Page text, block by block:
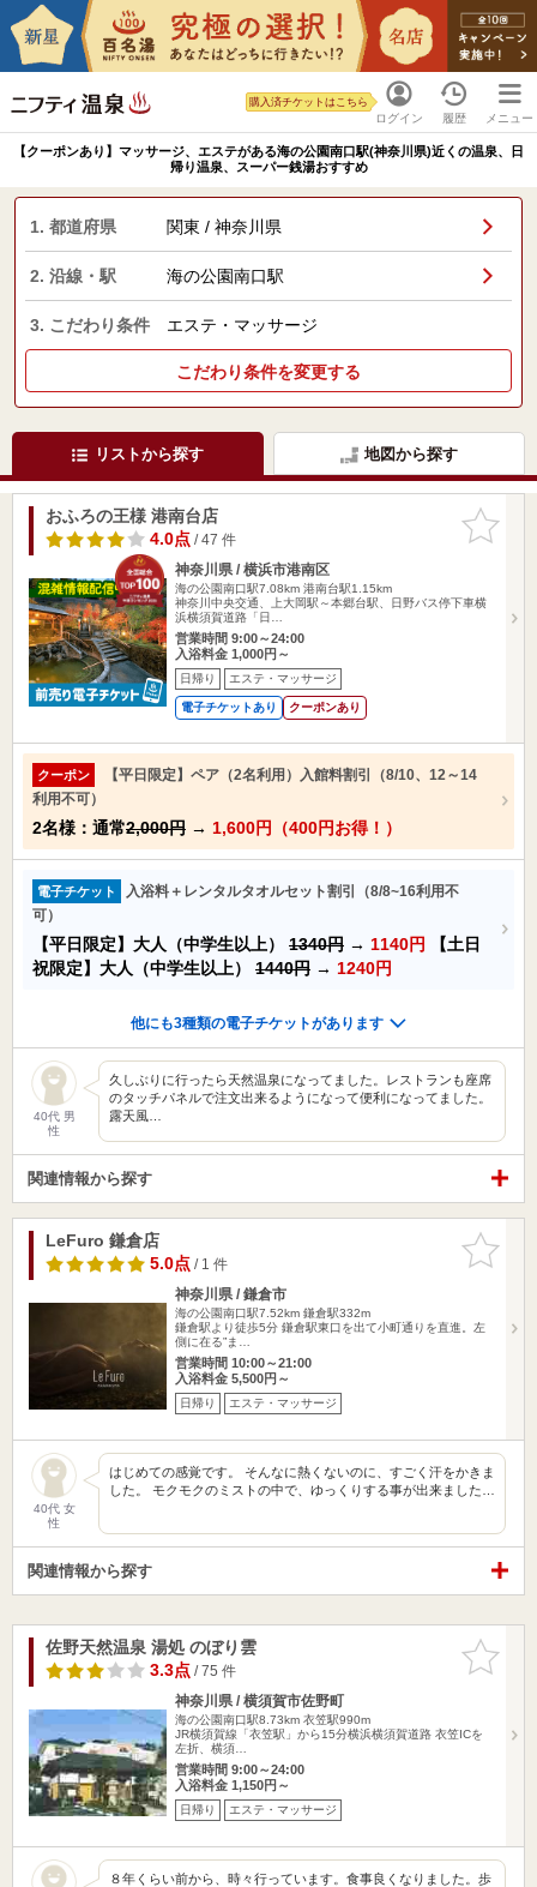
ログイン
購入済チケットはこちら
履歴 メニュー
【クーポンあり】マッサージ、エステがある海の公園南口駅(神奈川県)近くの温泉、日
帰り温泉、スーパー銭湯おすすめ
1. 都道府県 関東 / 神奈川県
2. 沿線・駅 海の公園南口駅
3. こだわり条件 エステ・マッサージ
こだわり条件を変更する
リストから探す 地図から探す
お気に入
りに追加
おふろの王様 港南台店
4.0点/ 47 件
神奈川県 / 横浜市港南区
海の公園南口駅7.08km 港南台駅1.15km
神奈川中央交通、上大岡駅～本郷台駅、日野バス停下車横
浜横須賀道路「日…
営業時間 9:00～24:00
入浴料金 1,000円～
日帰り エステ・マッサージ
電子チケットあり クーポンあり
クーポン
【平日限定】ペア（2名利用）入館料割引（8/10、12～14
利用不可）
2名様：通常2,000円 → 1,600円（400円お得！）
電子チケット
入浴料＋レンタルタオルセット割引（8/8~16利用不
可）
【平日限定】大人（中学生以上） 1340円 → 1140円
【土日
祝限定】大人（中学生以上） 1440円 → 1240円
他にも3種類の電子チケットがあります
40代 男
性
久しぶりに行ったら天然温泉になってました。レストランも座席
のタッチパネルで注文出来るようになって便利になってました。
露天風…
関連情報から探す
お気に入
りに追加
LeFuro 鎌倉店
5.0点/ 1 件
神奈川県 / 鎌倉市
海の公園南口駅7.52km 鎌倉駅332m
鎌倉駅より徒歩5分 鎌倉駅東口を出て小町通りを直進。左
側に在る”ま…
営業時間 10:00～21:00
入浴料金 5,500円～
日帰り エステ・マッサージ
40代 女
性
はじめての感覚です。 そんなに熱くないのに、すごく汗をかきま
した。 モクモクのミストの中で、ゆっくりする事が出来ました…
関連情報から探す
お気に入
りに追加
佐野天然温泉 湯処 のぼり雲
3.3点/ 75 件
神奈川県 / 横須賀市佐野町
海の公園南口駅8.73km 衣笠駅990m
JR横須賀線「衣笠駅」から15分横浜横須賀道路 衣笠ICを
左折、横須…
営業時間 9:00～24:00
入浴料金 1,150円～
日帰り エステ・マッサージ
８年くらい前から、時々行っています。食事良くなりました。歩